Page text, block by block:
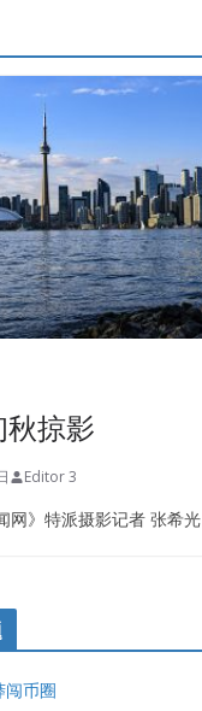
& SERVICE
掠影
Editor 3
网》特派摄影记者 张希光
闯币圈